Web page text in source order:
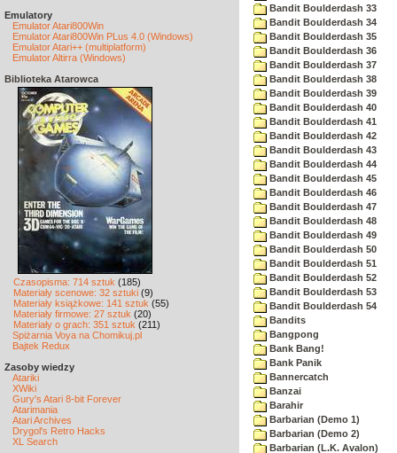
Emulatory
Emulator Atari800Win
Emulator Atari800Win PLus 4.0 (Windows)
Emulator Atari++ (multiplatform)
Emulator Altirra (Windows)
Biblioteka Atarowca
Czasopisma: 714 sztuk (185)
Materiały scenowe: 32 sztuki (9)
Materiały książkowe: 141 sztuk (55)
Materiały firmowe: 27 sztuk (20)
Materiały o grach: 351 sztuk (211)
Spiżarnia Voya na Chomikuj.pl
Bajtek Redux
Zasoby wiedzy
Atariki
XWiki
Gury's Atari 8-bit Forever
Atarimania
Atari Archives
Drygol's Retro Hacks
XL Search
Bandit Boulderdash 33
Bandit Boulderdash 34
Bandit Boulderdash 35
Bandit Boulderdash 36
Bandit Boulderdash 37
Bandit Boulderdash 38
Bandit Boulderdash 39
Bandit Boulderdash 40
Bandit Boulderdash 41
Bandit Boulderdash 42
Bandit Boulderdash 43
Bandit Boulderdash 44
Bandit Boulderdash 45
Bandit Boulderdash 46
Bandit Boulderdash 47
Bandit Boulderdash 48
Bandit Boulderdash 49
Bandit Boulderdash 50
Bandit Boulderdash 51
Bandit Boulderdash 52
Bandit Boulderdash 53
Bandit Boulderdash 54
Bandits
Bangpong
Bank Bang!
Bank Panik
Bannercatch
Banzai
Barahir
Barbarian (Demo 1)
Barbarian (Demo 2)
Barbarian (L.K. Avalon)